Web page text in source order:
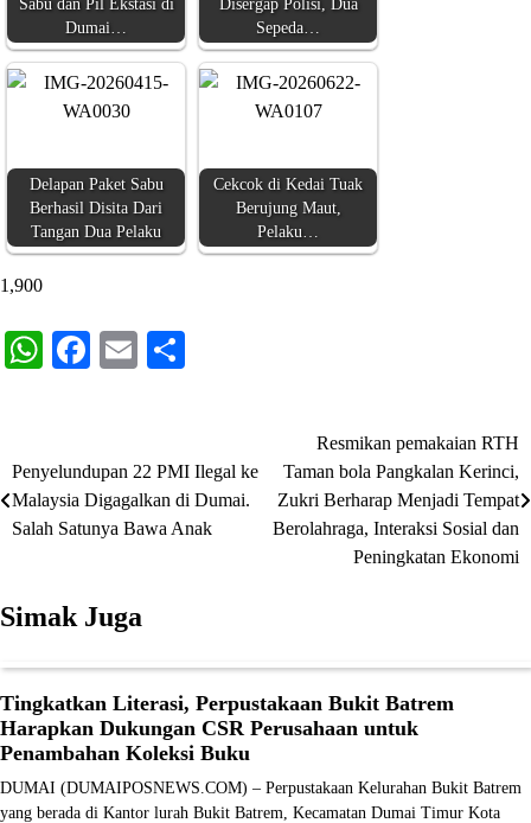
Dumai…
Sepeda…
Delapan Paket Sabu
Berhasil Disita Dari
Tangan Dua Pelaku
Cekcok di Kedai Tuak
Berujung Maut,
Pelaku…
1,900
WhatsApp
Facebook
Email
pos
Penyelundupan 22 PMI Ilegal ke
Malaysia Digagalkan di Dumai.
Salah Satunya Bawa Anak
Resmikan pemakaian RTH
Taman bola Pangkalan Kerinci,
Zukri Berharap Menjadi Tempat
Berolahraga, Interaksi Sosial dan
Peningkatan Ekonomi
Simak Juga
Tingkatkan Literasi, Perpustakaan Bukit Batrem
Harapkan Dukungan CSR Perusahaan untuk
Penambahan Koleksi Buku
DUMAI (DUMAIPOSNEWS.COM) – Perpustakaan Kelurahan Bukit Batrem
yang berada di Kantor lurah Bukit Batrem, Kecamatan Dumai Timur Kota